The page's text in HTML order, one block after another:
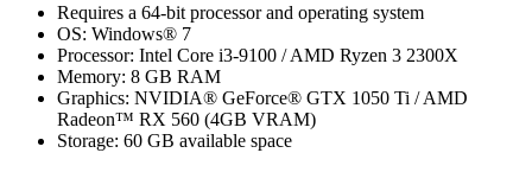
Requires a 64-bit processor and operating system
OS: Windows® 7
Processor: Intel Core i3-9100 / AMD Ryzen 3 2300X
Memory: 8 GB RAM
Graphics: NVIDIA® GeForce® GTX 1050 Ti / AMD
Radeon™ RX 560 (4GB VRAM)
Storage: 60 GB available space